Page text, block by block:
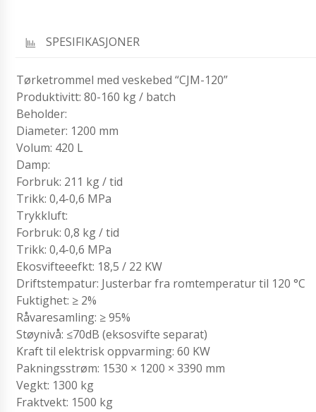
SPESIFIKASJONER
Tørketrommel med veskebed “CJM-120”
Produktivitt: 80-160 kg / batch
Beholder:
Diameter: 1200 mm
Volum: 420 L
Damp:
Forbruk: 211 kg / tid
Trikk: 0,4-0,6 MPa
Trykkluft:
Forbruk: 0,8 kg / tid
Trikk: 0,4-0,6 MPa
Ekosvifteeefkt: 18,5 / 22 KW
Driftstempatur: Justerbar fra romtemperatur til 120 °C
Fuktighet: ≥ 2%
Råvaresamling: ≥ 95%
Støynivå: ≤70dB (eksosvifte separat)
Kraft til elektrisk oppvarming: 60 KW
Pakningsstrøm: 1530 × 1200 × 3390 mm
Vegkt: 1300 kg
Fraktvekt: 1500 kg